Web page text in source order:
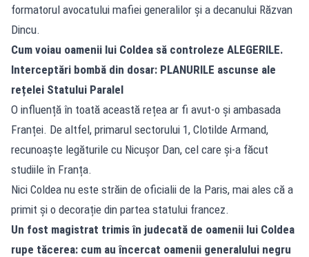
formatorul avocatului mafiei generalilor și a decanului Răzvan
Dincu.
Cum voiau oamenii lui Coldea să controleze ALEGERILE.
Interceptări bombă din dosar: PLANURILE ascunse ale
rețelei Statului Paralel
O influență în toată această rețea ar fi avut-o și ambasada
Franței. De altfel, primarul sectorului 1, Clotilde Armand,
recunoaște legăturile cu Nicușor Dan, cel care și-a făcut
studiile în Franța.
Nici Coldea nu este străin de oficialii de la Paris, mai ales că a
primit și o decorație din partea statului francez.
Un fost magistrat trimis în judecată de oamenii lui Coldea
rupe tăcerea: cum au încercat oamenii generalului negru